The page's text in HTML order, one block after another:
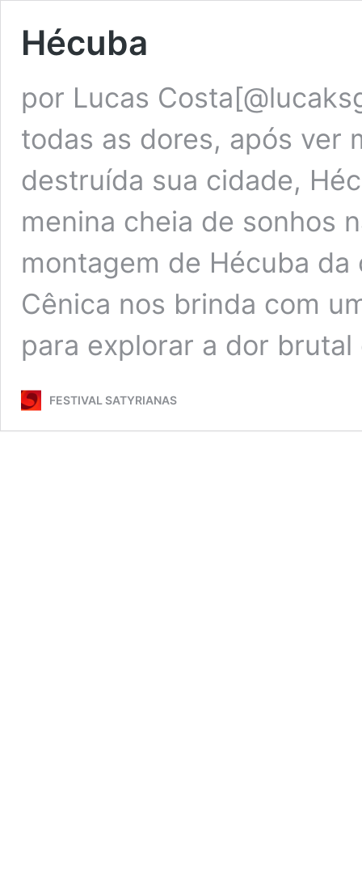
Hécuba
por Lucas
todas as dores, após ver
destruída sua cidade,
menina cheia de sonhos
montagem de Hécuba
Cênica nos brinda com
para explorar a dor
FESTIVAL SATYRIANAS